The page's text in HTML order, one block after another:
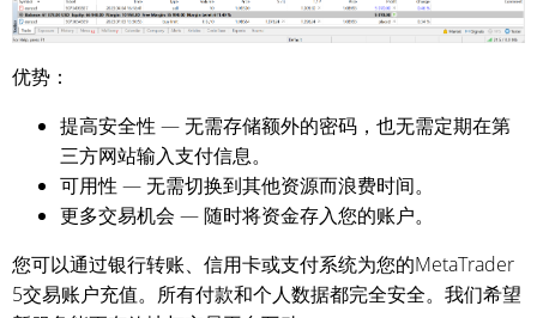
优势：
提高安全性 — 无需存储额外的密码，也无需定期在第
三方网站输入支付信息。
可用性 — 无需切换到其他资源而浪费时间。
更多交易机会 — 随时将资金存入您的账户。
您可以通过银行转账、信用卡或支付系统为您的MetaTrader
5交易账户充值。所有付款和个人数据都完全安全。我们希望